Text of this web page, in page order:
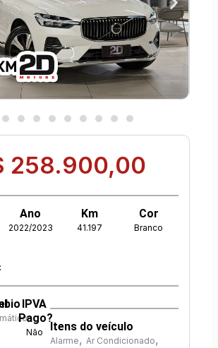
258.900,00
Ano
2022/2023
Km
41.197
Cor
Branco
IPVA
Pago?
Não Itens do veículo
Alarme, Ar Condicionado,